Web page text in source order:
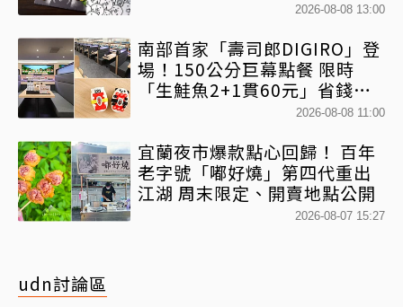
2026-08-08 13:00
南部首家「壽司郎DIGIRO」登
場！150公分巨幕點餐 限時
「生鮭魚2+1貫60元」省錢攻
2026-08-08 11:00
宜蘭夜市爆款點心回歸！ 百年
老字號「嘟好燒」第四代重出
江湖 周末限定、開賣地點公開
2026-08-07 15:27
udn討論區